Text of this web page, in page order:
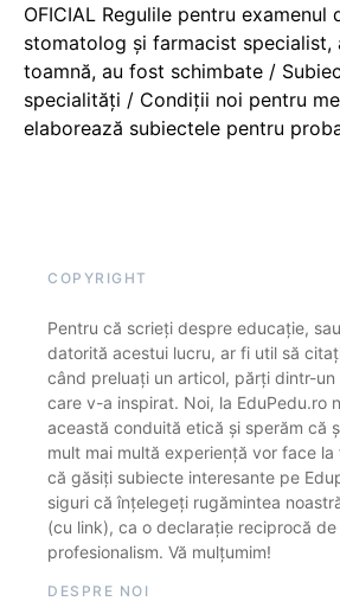
OFICIAL Regulile pentru examenul
stomatolog și farmacist specialist,
toamnă, au fost schimbate /
specialități / Condiții noi pentru
elaborează subiectele pentru
COPYRIGHT
Pentru că scrieți despre educație,
datorită acestui lucru, ar fi util să
când preluați un articol, părți dintr-un
care v-a inspirat. Noi, la EduPedu.ro
această conduită etică și sperăm că
mult mai multă experiență vor face la
că găsiți subiecte interesante pe
siguri că înțelegeți rugămintea
(cu link), ca o declarație reciprocă
profesionalism. Vă mulțumim!
DESPRE NOI